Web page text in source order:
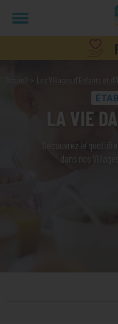
Accueil Les Villages d’Enfants et
LA VIE
Découvrez le
dans nos